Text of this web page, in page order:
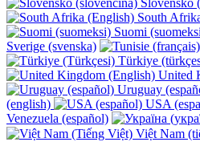
Slovensko
South
Suomi
Sverige (svenska)
Türkiye
United
Uruguay
(english)
USA
Venezuela (español)
Việt Nam